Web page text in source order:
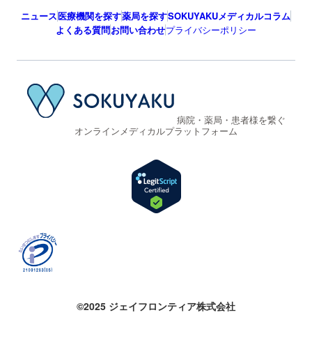
ニュース医療機関を探す薬局を探すSOKUYAKUメディカルコラム
よくある質問お問い合わせプライバシーポリシー
病院・薬局・患者様を繋ぐ
オンラインメディカルプラットフォーム
©2025 ジェイフロンティア株式会社